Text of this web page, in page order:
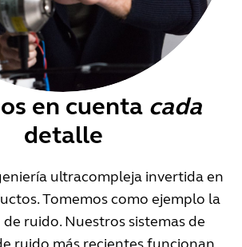
en cuenta cada
detalle
ultracompleja invertida en
Tomemos como ejemplo la
ruido. Nuestros sistemas de